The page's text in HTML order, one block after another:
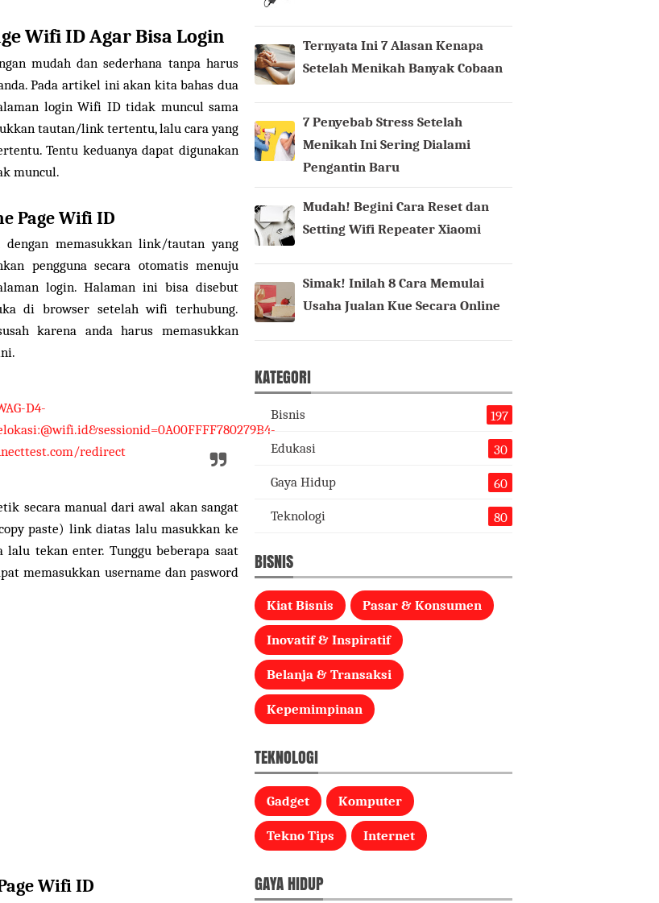
Wifi ID Agar Bisa Login
mudah dan sederhana tanpa harus
Pada artikel ini akan kita bahas dua
login Wifi ID tidak muncul sama
tautan/link tertentu, lalu cara yang
Tentu keduanya dapat digunakan
muncul.
Page Wifi ID
memasukkan link/tautan yang
pengguna secara otomatis menuju
login. Halaman ini bisa disebut
di browser setelah wifi terhubung.
karena anda harus memasukkan
D4-
redirect
secara manual dari awal akan sangat
paste) link diatas lalu masukkan ke
tekan enter. Tunggu beberapa saat
memasukkan username dan pasword
Wifi ID
Ternyata Ini 7 Alasan Kenapa
Setelah Menikah Banyak Cobaan
7 Penyebab Stress Setelah
Menikah Ini Sering Dialami
Pengantin Baru
Mudah! Begini Cara Reset dan
Setting Wifi Repeater Xiaomi
Simak! Inilah 8 Cara Memulai
Usaha Jualan Kue Secara Online
KATEGORI
Bisnis 197
Edukasi 30
Gaya Hidup 60
Teknologi 80
BISNIS
Kiat Bisnis Pasar & Konsumen
Inovatif & Inspiratif
Belanja & Transaksi
Kepemimpinan
TEKNOLOGI
Gadget Komputer
Tekno Tips Internet
GAYA HIDUP